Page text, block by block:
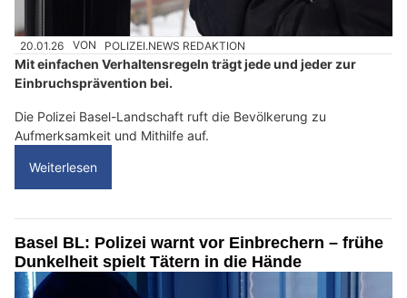
20.01.26 VON POLIZEI.NEWS REDAKTION
Mit einfachen Verhaltensregeln trägt jede und jeder zur
Einbruchsprävention bei.
Die Polizei Basel-Landschaft ruft die Bevölkerung zu
Aufmerksamkeit und Mithilfe auf.
Weiterlesen
Basel BL: Polizei warnt vor Einbrechern – frühe
Dunkelheit spielt Tätern in die Hände